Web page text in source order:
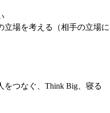
立場を考える（相手の
つなぐ、Think Big、寝る